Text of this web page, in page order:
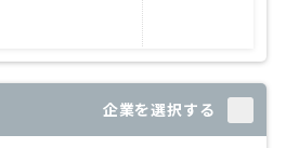
企業を選択する